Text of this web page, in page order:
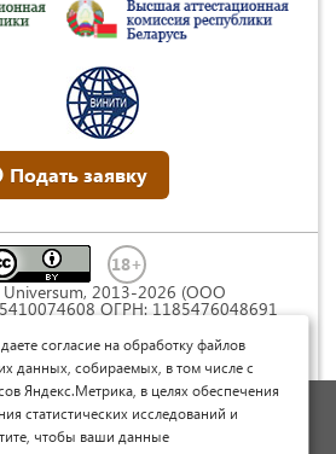
Подать заявку
2013-2026 (ООО
ОГРН: 1185476048691
(«Атрибуция») 4.0
персональных данных
Договор оферты
согласие на обработку файлов
данных, собираемых, в том числе с
Яндекс.Метрика, в целях обеспечения
статистических исследований и
чтобы ваши данные